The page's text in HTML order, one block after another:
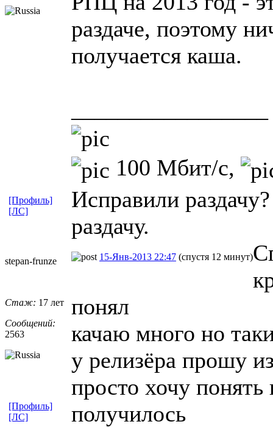
раздаче, поэтому
получается каша.
100 Мбит/с,
Исправили
раздачу.
[Профиль]
[ЛС]
stepan-frunz​e
Стаж: 17 лет
Сообщений:
2563
15-Янв-2013 22:47 (спустя 12 минут)
понял
качаю много но
у релизёра прошу
просто хочу
получилось
[Профиль]
[ЛС]